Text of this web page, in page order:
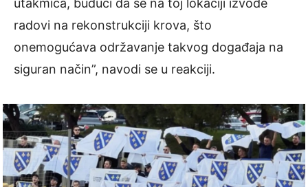
utakmica, budući da se na toj lokaciji izvode
radovi na rekonstrukciji krova, što
onemogućava održavanje takvog događaja na
siguran način”, navodi se u reakciji.